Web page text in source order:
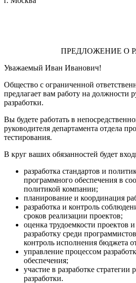
ПРЕДЛОЖЕНИЕ О
Уважаемый Иван Иванович!
Общество с ограниченной
предлагает вам работу на должности
разработки.
Вы будете работать в
руководителя департамента отдела
тестирования.
В круг ваших обязанностей будет
разработка стандартов и
программного обеспечения в
политикой компании;
планирование и координация
разработка и контроль
сроков реализации проектов;
оценка трудоемкости проектов
разработку среди
контроль исполнения бюджета
управление процессом
обеспечения;
участие в разработке стратегии
разработки.